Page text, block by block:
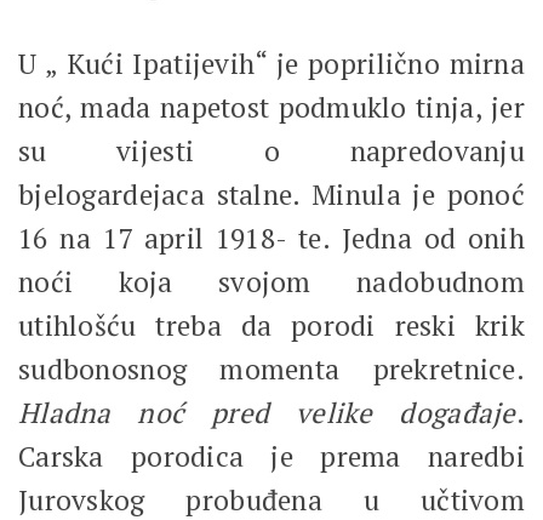
U „ Kući Ipatijevih“ je poprilično mirna
noć, mada napetost podmuklo tinja, jer
su vijesti o napredovanju
bjelogardejaca stalne. Minula je ponoć
16 na 17 april 1918- te. Jedna od onih
noći koja svojom nadobudnom
utihlošću treba da porodi reski krik
sudbonosnog momenta prekretnice.
Hladna noć pred velike događaje.
Carska porodica je prema naredbi
Jurovskog probuđena u učtivom